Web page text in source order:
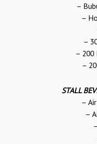
–
–
–
– 200
–
STALL
–
–